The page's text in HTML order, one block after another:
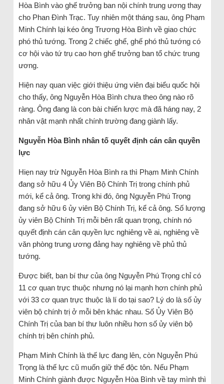
Hòa Bình vào ghế trưởng ban nội chính trung ương thay
cho Phan Đình Trạc. Tuy nhiên một tháng sau, ông Phạm
Minh Chính lại kéo ông Trương Hòa Bình về giao chức
phó thủ tướng. Trong 2 chiếc ghế, ghế phó thủ tướng có
cơ hội vào tứ trụ cao hơn ghế trưởng ban tổ chức trung
ương.
Hiện nay quan việc giới thiệu ứng viên đại biểu quốc hội
cho thấy, ông Nguyễn Hòa Bình chưa theo ông nào rõ
ràng. Ông đang là con bài chiến lược mà đã háng nay, 2
nhân vật mạnh nhất chính trường đang giành lấy.
Nguyễn Hòa Bình nhân tố quyết định cán cân quyền
lực
Hiẹn nay trừ Nguyễn Hòa Bình ra thì Phạm Minh Chính
đang sở hữu 4 Ủy Viên Bộ Chính Trị trong chính phủ
mới, kể cả ông. Trong khi đó, ông Nguyễn Phú Trọng
đang sở hữu 6 ủy viên Bộ Chính Trị, kể cả ông. Số lượng
ủy viên Bộ Chính Trị mỗi bên rất quan trọng, chính nó
quyết định cán cân quyền lực nghiêng về ai, nghiêng về
văn phòng trung ương đảng hay nghiêng về phủ thủ
tướng.
Được biết, ban bí thư của ông Nguyễn Phú Trọng chỉ có
11 cơ quan trực thuộc nhưng nó lại mạnh hơn chính phủ
với 33 cơ quan trực thuộc là lí do tại sao? Lý do là số ủy
viên bộ chính trị ở mỗi bên khác nhau. Số Ủy Viên Bộ
Chính Trị của ban bí thư luôn nhiều hơn số ủy viên bộ
chính trị bên chính phủ.
Phạm Minh Chính là thế lực đang lên, còn Nguyễn Phú
Trọng là thế lực cũ muốn giữ thế độc tôn. Nếu Phạm
Minh Chính giành được Nguyễn Hòa Bình về tay mình thì